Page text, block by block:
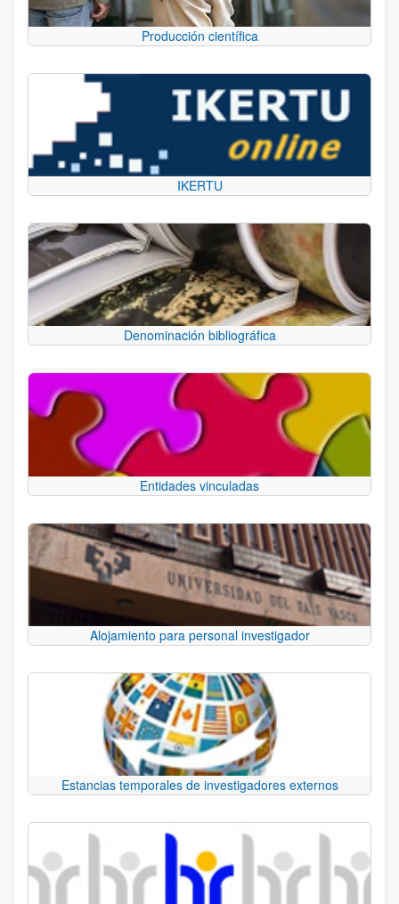
Producción científica
IKERTU
Denominación bibliográfica
Entidades vinculadas
Alojamiento para personal investigador
Estancias temporales de investigadores externos